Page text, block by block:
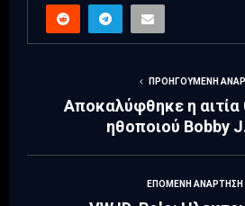
ΠΡΟΗΓΟΎΜΕΝΗ
Αποκαλύφθηκε η αιτία
ηθοποιού Bobby
ΕΠΌΜΕΝΗ ΑΝΆΡΤΗΣΗ